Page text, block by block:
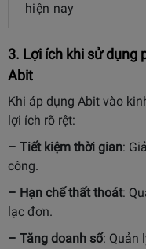
hiện nay
3. Lợi ích khi sử dụng
Abit
Khi áp dụng Abit vào
lợi ích rõ rệt:
– Tiết kiệm thời gian:
công.
– Hạn chế thất thoát:
lạc đơn.
– Tăng doanh số: Quản